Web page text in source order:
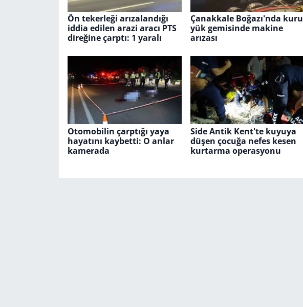
Ön tekerleği arızalandığı
iddia edilen arazi aracı PTS
direğine çarptı: 1 yaralı
Çanakkale Boğazı'nda kuru
yük gemisinde makine
arızası
Otomobilin çarptığı yaya
hayatını kaybetti: O anlar
kamerada
Side Antik Kent'te kuyuya
düşen çocuğa nefes kesen
kurtarma operasyonu